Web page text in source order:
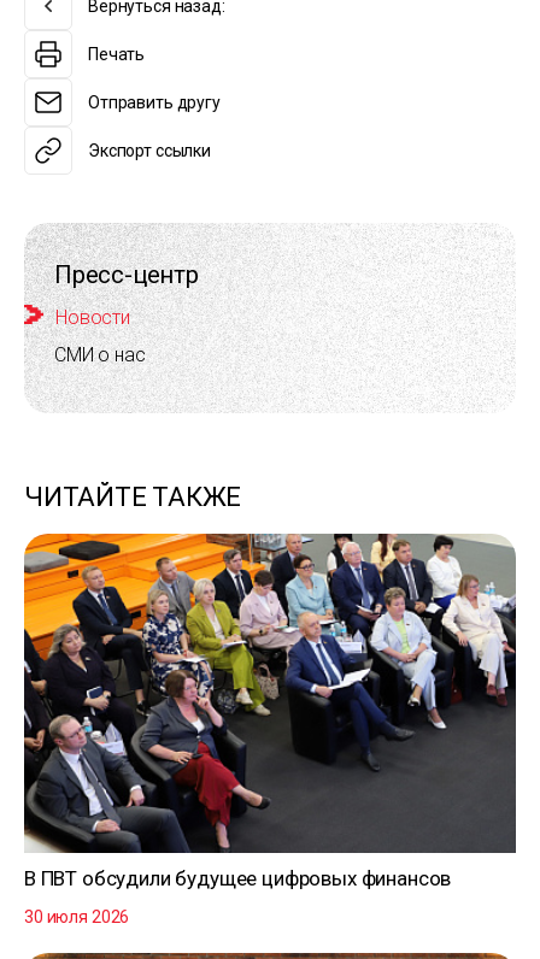
Пресс-центр
Новости
СМИ о нас
ЧИТАЙТЕ ТАКЖЕ
В ПВТ обсудили будущее цифровых финансов
30 июля 2026
Вернуться назад:
Печать
Отправить другу
Экспорт ссылки